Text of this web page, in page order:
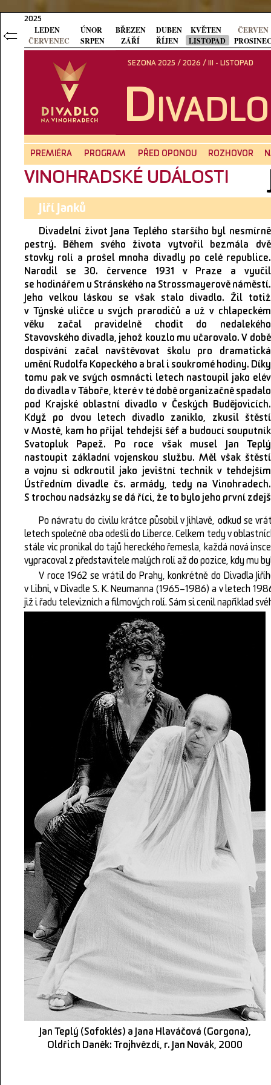
2025
LEDEN ÚNOR ČERVEN
BŘEZEN DUBEN
KVĚTEN
ČERVENEC
SRPEN ZÁŘÍ ŘÍJEN LISTOPAD
D
SEZONA 2025 / 2026 / III - LISTOPAD
PREMIÉRA PROGRAM PŘED OPONOU ROZHOVOR
VINOHRADSKÉ UDÁLOSTI
Jiří Janků
Divadelní život Jana Teplého staršího byl nesmírně
pestrý. Během svého života vytvořil bezmála dvě
stovky rolí a prošel mnoha divadly po celé republice.
Narodil se 30. července 1931 v Praze a vyučil
se hodinářem u Stránského na Strossmayerově náměstí.
Jeho velkou láskou se však stalo divadlo. Žil totiž
v Týnské uličce u svých prarodičů a už v chlapeckém
věku začal pravidelně chodit do nedalekého
Stavovského divadla, jehož kouzlo mu učarovalo. V době
dospívání začal navštěvovat školu pro dramatická
umění Rudolfa Kopeckého a bral i soukromé hodiny. Díky
tomu pak ve svých osmnácti letech nastoupil jako elév
do divadla v Táboře, které v té době organizačně spadalo
pod Krajské oblastní divadlo v Českých Budějovicích.
Když po dvou letech divadlo zaniklo, zkusil štěstí
v Mostě, kam ho přijal tehdejší šéf a budoucí souputník
Svatopluk Papež. Po roce však musel Jan Teplý
nastoupit základní vojenskou službu. Měl však štěstí
a vojnu si odkroutil jako jevištní technik v tehdejším
Ústředním divadle čs. armády, tedy na Vinohradech.
S trochou nadsázky se dá říci, že to bylo jeho první
Po návratu do civilu krátce působil v Jihlavě, odkud se
letech společně oba odešli do Liberce. Celkem tedy v
stále víc pronikal do tajů hereckého řemesla, každá nová
vypracoval z představitele malých rolí až do pozice, kdy mu
V roce 1962 se vrátil do Prahy, konkrétně do Divadla
v Libni, v Divadle S. K. Neumanna (1965–1986) a v letech
již i řadu televizních a filmových rolí. Sám si cenil například
Jan Teplý (Sofoklés) a Jana Hlaváčová (Gorgona),
Oldřich Daněk: Trojhvězdí, r. Jan Novák, 2000